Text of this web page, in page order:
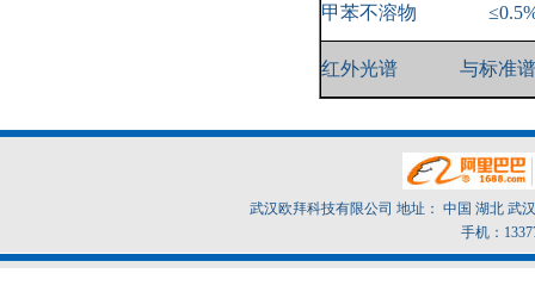
甲苯不溶物
红外光谱 与标准谱
武汉欧拜科技有限公司 地址： 中国 湖北 武
手机：